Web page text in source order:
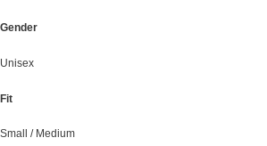
Gender
Unisex
Fit
Small / Medium